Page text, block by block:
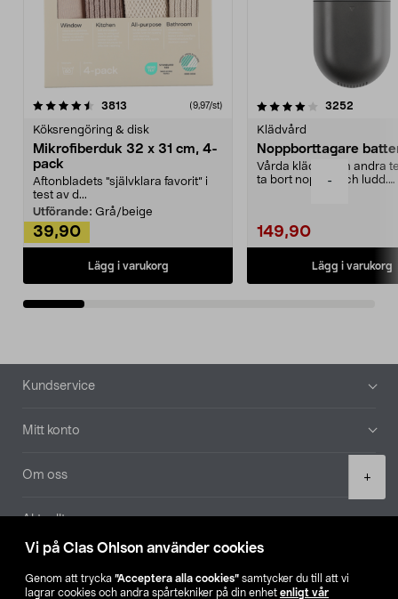
Vi på Clas Ohlson använder cookies
Genom att trycka ”Acceptera alla cookies” samtycker du till att vi
lagrar cookies och andra spårtekniker på din enhet enligt vår
-
+
3813 (9,97/st)
Köksrengöring & disk
Mikrofiberduk 32 x 31 cm, 4-
pack
Aftonbladets "självklara favorit” i
test av d...
Utförande: Grå/beige
39,90
Lägg i varukorg
4.0av 5 stjärnor 3252
Klädvård
Noppborttagare
Vårda kläder och andra
ta bort noppor och ludd.
149,90
Lägg i varukorg
4.5av 5 stjärnor
Sidfot
Kundservice
Mitt konto
Om oss
Aktuellt